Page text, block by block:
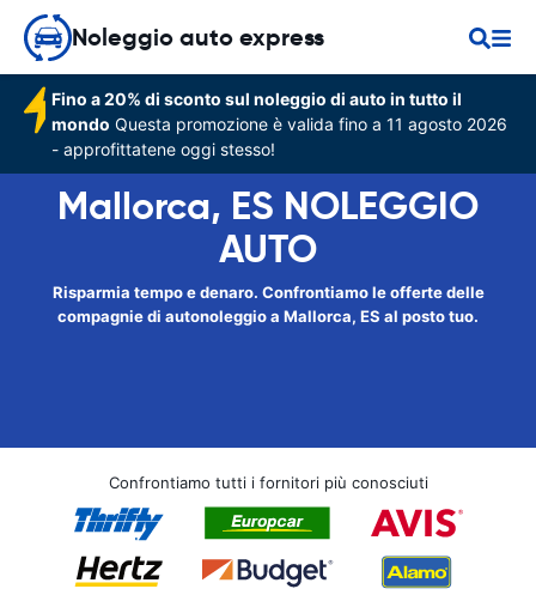
Noleggio auto express
Fino a 20% di sconto sul noleggio di auto in tutto il
mondo Questa promozione è valida fino a 11 agosto 2026
- approfittatene oggi stesso!
Mallorca, ES NOLEGGIO
AUTO
Risparmia tempo e denaro. Confrontiamo le offerte delle
compagnie di autonoleggio a Mallorca, ES al posto tuo.
Confrontiamo tutti i fornitori più conosciuti